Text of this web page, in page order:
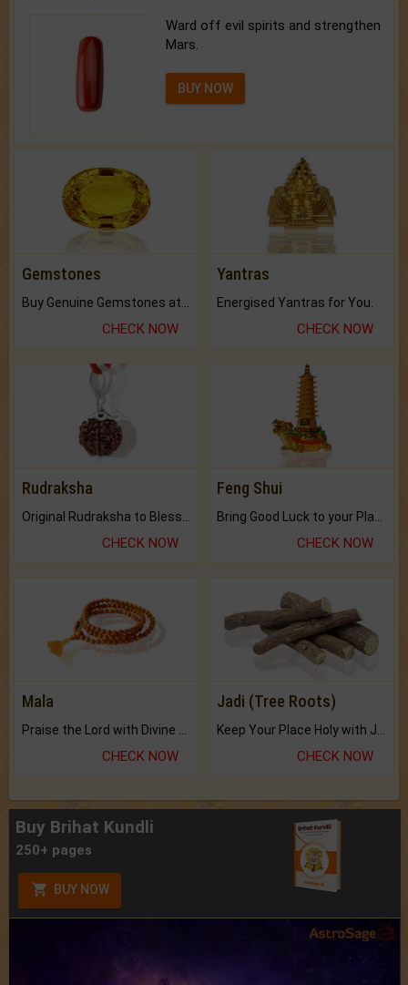
Ward off evil spirits and strengthen
Mars.
BUY NOW
Gemstones
CHECK NOW
Yantras
Energised Yantras for You.
CHECK NOW
Rudraksha
CHECK NOW
Feng Shui
CHECK NOW
Mala
Praise the Lord with Divine Energies of Mala.
CHECK NOW
Jadi (Tree Roots)
Keep Your Place Holy with Jadi.
CHECK NOW
Buy Brihat Kundli
250+ pages
BUY NOW